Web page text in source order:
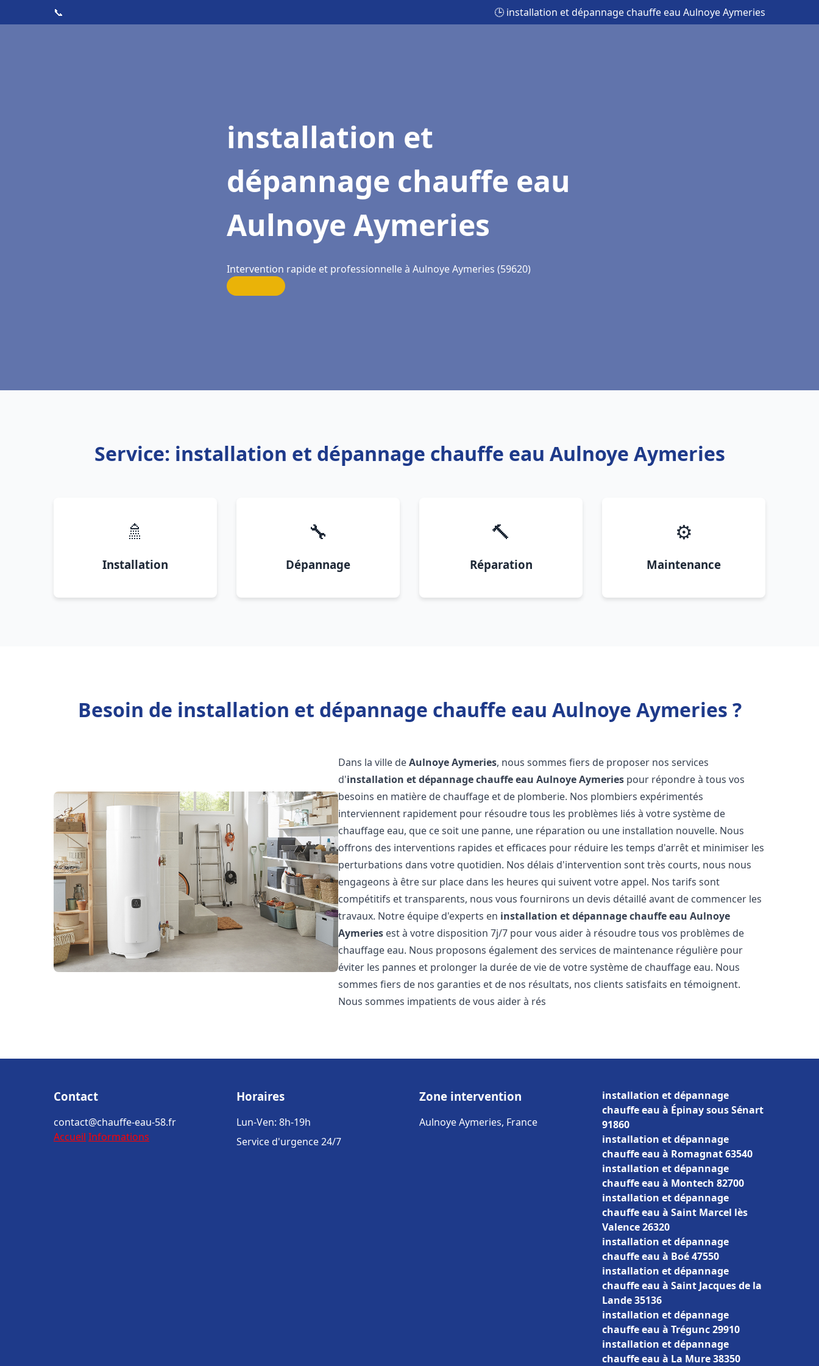
📞 🕒 installation et dépannage chauffe eau Aulnoye Aymeries
installation et
dépannage chauffe eau
Aulnoye Aymeries
Intervention rapide et professionnelle à Aulnoye Aymeries (59620)
Service: installation et dépannage chauffe eau Aulnoye Aymeries
🚿
Installation
🔧
Dépannage
🔨
Réparation
⚙️
Maintenance
Besoin de installation et dépannage chauffe eau Aulnoye Aymeries ?
Dans la ville deAulnoye Aymeries, nous sommes fiers de proposer nos services
d'installation et dépannage chauffe eau Aulnoye Aymeries pour répondre à tous vos
besoins en matière de chauffage et de plomberie. Nos plombiers expérimentés
interviennent rapidement pour résoudre tous les problèmes liés à votre système de
chauffage eau, que ce soit une panne, une réparation ou une installation nouvelle. Nous
offrons des interventions rapides et efficaces pour réduire les temps d'arrêt et minimiser les
perturbations dans votre quotidien. Nos délais d'intervention sont très courts, nous nous
engageons à être sur place dans les heures qui suivent votre appel. Nos tarifs sont
compétitifs et transparents, nous vous fournirons un devis détaillé avant de commencer les
travaux. Notre équipe d'experts en installation et dépannage chauffe eau Aulnoye
Aymeries est à votre disposition 7j/7 pour vous aider à résoudre tous vos problèmes de
chauffage eau. Nous proposons également des services de maintenance régulière pour
éviter les pannes et prolonger la durée de vie de votre système de chauffage eau. Nous
sommes fiers de nos garanties et de nos résultats, nos clients satisfaits en témoignent.
Nous sommes impatients de vous aider à rés
Contact
contact@chauffe-eau-58.fr
Accueil Informations
Horaires
Lun-Ven: 8h-19h
Service d'urgence 24/7
Zone intervention
Aulnoye Aymeries, France
installation et dépannage
chauffe eau à Épinay sous Sénart
91860
installation et dépannage
chauffe eau à Romagnat 63540
installation et dépannage
chauffe eau à Montech 82700
installation et dépannage
chauffe eau à Saint Marcel lès
Valence 26320
installation et dépannage
chauffe eau à Boé 47550
installation et dépannage
chauffe eau à Saint Jacques de la
Lande 35136
installation et dépannage
chauffe eau à Trégunc 29910
installation et dépannage
chauffe eau à La Mure 38350